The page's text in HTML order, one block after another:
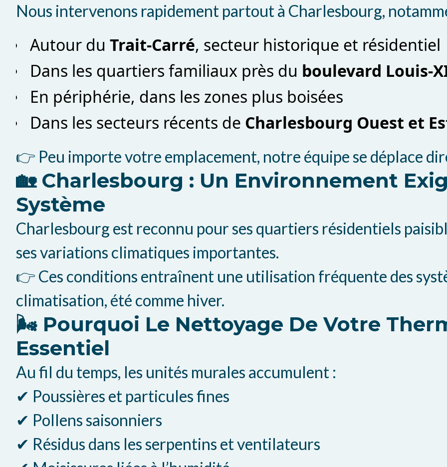
Nous intervenons rapidement partout à Charlesbourg,
Autour du Trait‑Carré, secteur historique et résidentiel
Dans les quartiers familiaux près du boulevard
En périphérie, dans les zones plus boisées
Dans les secteurs récents de Charlesbourg Ouest et
👉 Peu importe votre emplacement, notre équipe se déplace
🏡 Charlesbourg : Un Environnement
Système
Charlesbourg est reconnu pour ses quartiers résidentiels
ses variations climatiques importantes.
👉 Ces conditions entraînent une utilisation fréquente des
climatisation, été comme hiver.
🌬️ Pourquoi Le Nettoyage De Votre
Essentiel
Au fil du temps, les unités murales accumulent :
✔ Poussières et particules fines
✔ Pollens saisonniers
✔ Résidus dans les serpentins et ventilateurs